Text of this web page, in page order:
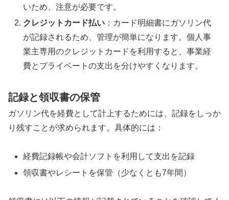
いため、注意が必要です。
クレジットカード払い ：カード明細書にガソリン代
が記録されるため、管理が簡単になります。個人事
業主専用のクレジットカードを利用すると、事業経
費とプライベートの支出を分けやすくなります。
記録と領収書の保管
ガソリン代を経費として計上するためには、記録をしっか
り残すことが求められます。具体的には：
経費記録帳や会計ソフトを利用して支出を記録
領収書やレシートを保管（少なくとも7年間）